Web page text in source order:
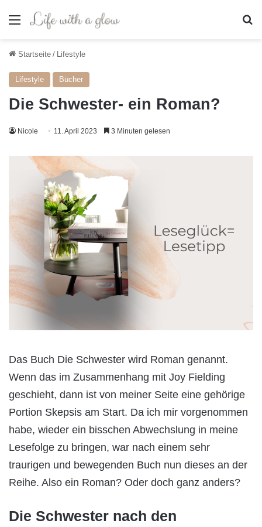
Menü
Startseite / Lifestyle
Lifestyle Bücher
Die Schwester- ein Roman?
Nicole 11. April 2023 3 Minuten gelesen
Das Buch Die Schwester wird Roman genannt.
Wenn das im Zusammenhang mit Joy Fielding
geschieht, dann ist von meiner Seite eine gehörige
Portion Skepsis am Start. Da ich mir vorgenommen
habe, wieder ein bisschen Abwechslung in meine
Lesefolge zu bringen, war nach einem sehr
traurigen und bewegenden Buch nun dieses an der
Reihe. Also ein Roman? Oder doch ganz anders?
Die Schwester nach den